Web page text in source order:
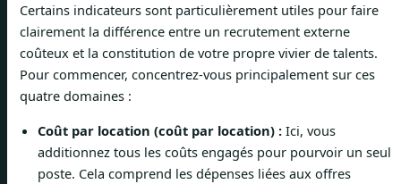
Certains indicateurs sont particulièrement utiles pour faire
clairement la différence entre un recrutement externe
coûteux et la constitution de votre propre vivier de talents.
Pour commencer, concentrez-vous principalement sur ces
quatre domaines :
Coût par location (coût par location) : Ici, vous
additionnez tous les coûts engagés pour pourvoir un seul
poste. Cela comprend les dépenses liées aux offres